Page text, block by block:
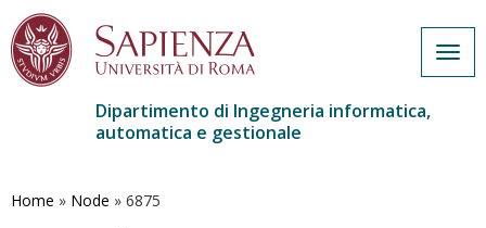
contenuto
Dipartimento di Ingegneria informatica,
automatica e gestionale
Home » Node » 6875